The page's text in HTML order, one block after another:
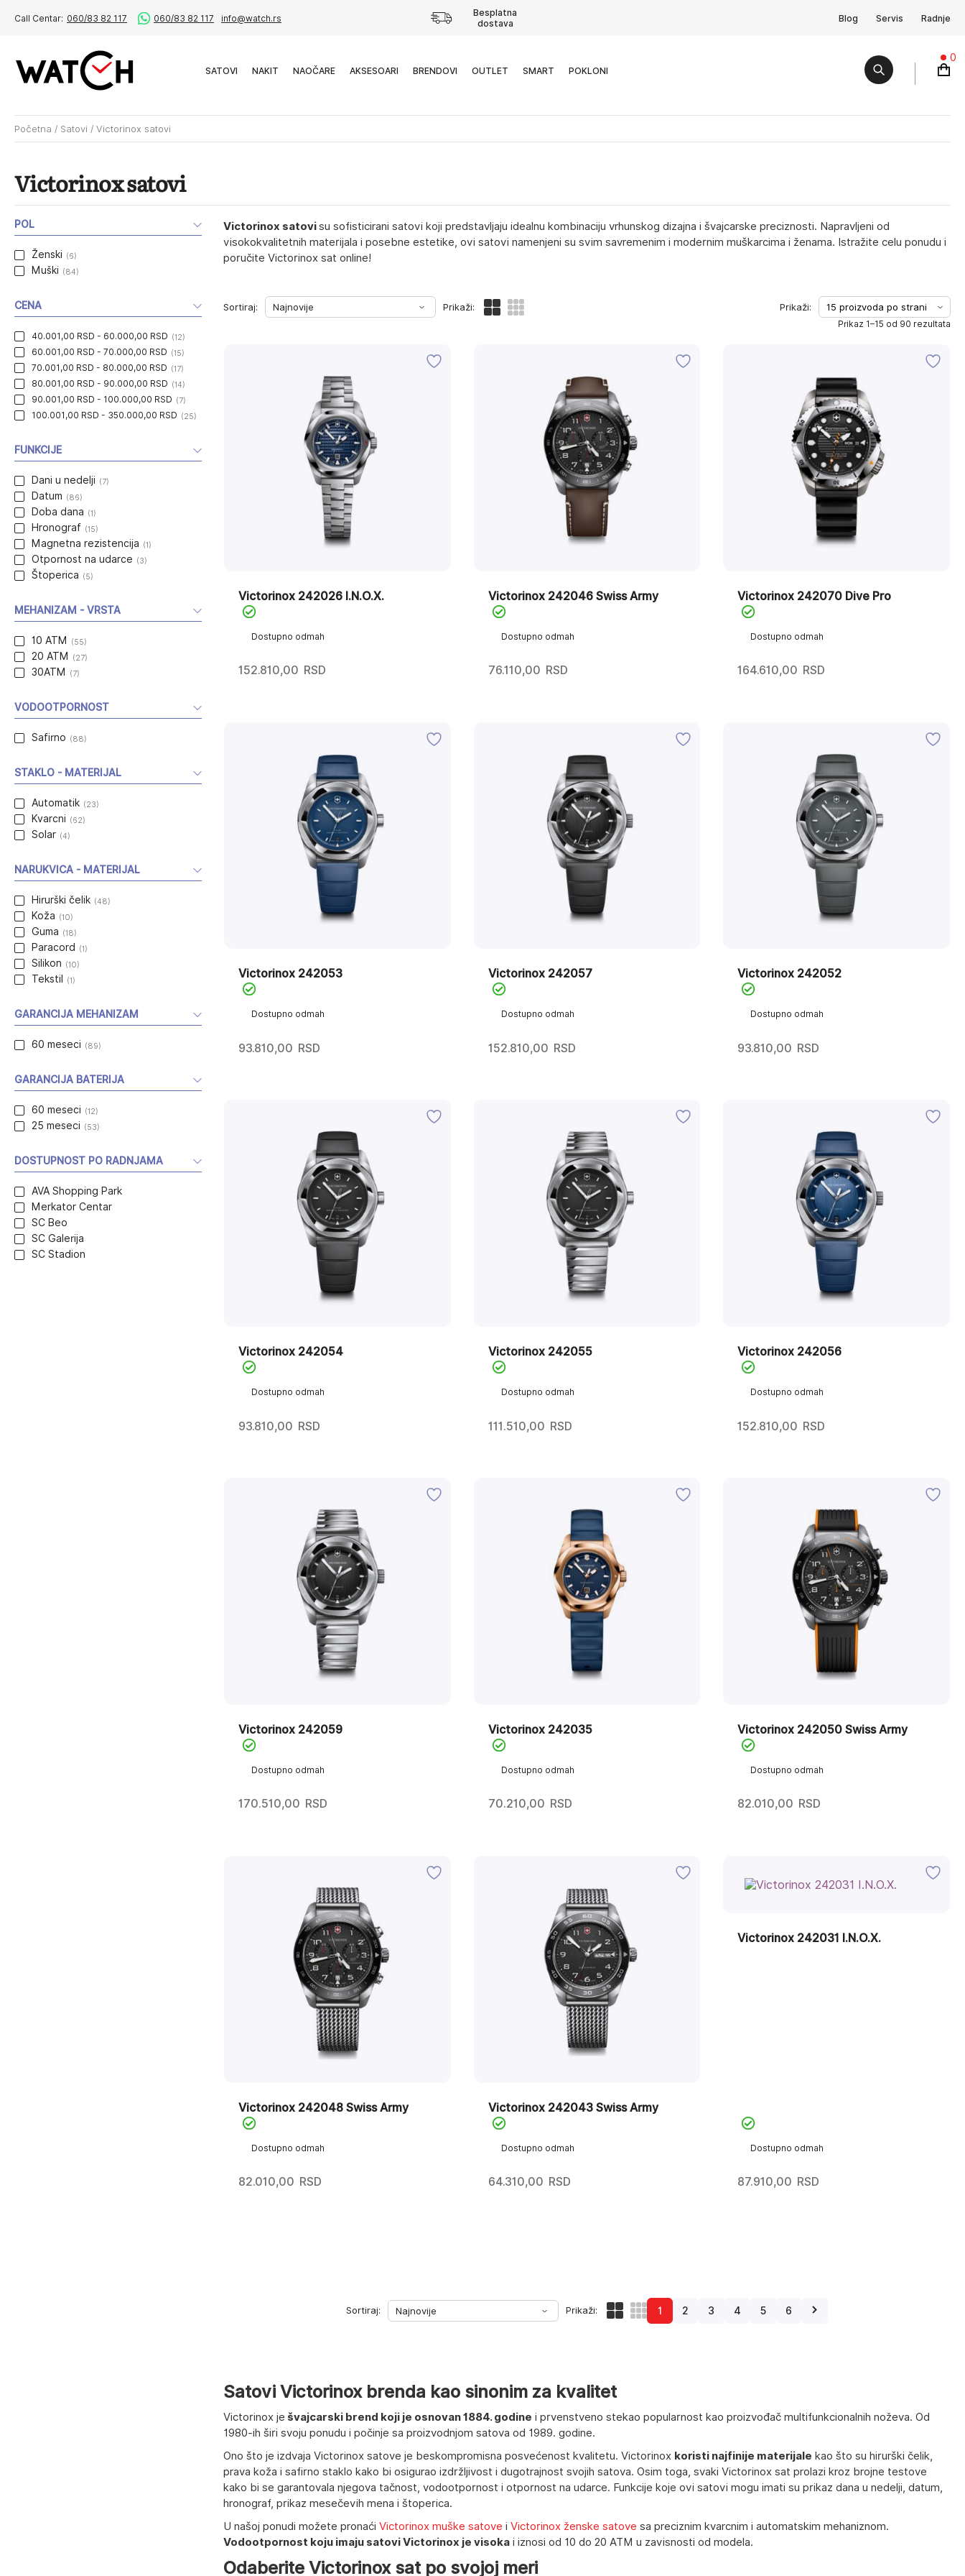
Call Centar: 060/83 82 117 060/83 82 117 info@watch.rs
Besplatna
dostava
Blog Servis Radnje
SATOVI NAKIT NAOČARE AKSESOARI BRENDOVI OUTLET SMART POKLONI
0
Početna / Satovi / Victorinox satovi
Victorinox satovi
Victorinox satovisu sofisticirani satovi koji predstavljaju idealnu kombinaciju vrhunskog dizajna i švajcarske preciznosti. Napravljeni od
visokokvalitetnih materijala i posebne estetike, ovi satovi namenjeni su svim savremenim i modernim muškarcima i ženama. Istražite celu ponudu i
poručite Victorinox sat online!
Sortiraj: Prikaži:
Prikaz 1–15 od 90 rezultata
Dostupno odmah
Victorinox 242026 I.N.O.X.
152.810,00 RSD
Dostupno odmah
Victorinox 242046 Swiss Army
76.110,00 RSD
Dostupno odmah
Victorinox 242070 Dive Pro
164.610,00 RSD
Dostupno odmah
Victorinox 242053
93.810,00 RSD
Dostupno odmah
Victorinox 242057
152.810,00 RSD
Dostupno odmah
Victorinox 242052
93.810,00 RSD
Dostupno odmah
Victorinox 242054
93.810,00 RSD
Dostupno odmah
Victorinox 242055
111.510,00 RSD
Dostupno odmah
Victorinox 242056
152.810,00 RSD
Dostupno odmah
Victorinox 242059
170.510,00 RSD
Dostupno odmah
Victorinox 242035
70.210,00 RSD
Dostupno odmah
Victorinox 242050 Swiss Army
82.010,00 RSD
Dostupno odmah
Victorinox 242048 Swiss Army
82.010,00 RSD
Dostupno odmah
Victorinox 242043 Swiss Army
64.310,00 RSD
Dostupno odmah
Victorinox 242031 I.N.O.X.
87.910,00 RSD
Sortiraj: Prikaži: 1 2 3 4 5 6
Satovi Victorinox brenda kao sinonim za kvalitet
Victorinox je švajcarski brend koji je osnovan 1884. godine i prvenstveno stekao popularnost kao proizvođač multifunkcionalnih noževa. Od
1980-ih širi svoju ponudu i počinje sa proizvodnjom satova od 1989. godine.
Ono što je izdvaja Victorinox satove je beskompromisna posvećenost kvalitetu. Victorinox koristi najfinije materijale kao što su hirurški čelik,
prava koža i safirno staklo kako bi osigurao izdržljivost i dugotrajnost svojih satova. Osim toga, svaki Victorinox sat prolazi kroz brojne testove
kako bi se garantovala njegova tačnost, vodootpornost i otpornost na udarce. Funkcije koje ovi satovi mogu imati su prikaz dana u nedelji, datum,
hronograf, prikaz mesečevih mena i štoperica.
U našoj ponudi možete pronaći Victorinox muške satove i Victorinox ženske satove sa preciznim kvarcnim i automatskim mehaniznom.
Vodootpornost koju imaju satovi Victorinox je visokai iznosi od 10 do 20 ATM u zavisnosti od modela.
Odaberite Victorinox sat po svojoj meri
POL
Ženski (6)
Muški (84)
CENA
40.001,00 RSD - 60.000,00 RSD (12)
60.001,00 RSD - 70.000,00 RSD (15)
70.001,00 RSD - 80.000,00 RSD (17)
80.001,00 RSD - 90.000,00 RSD (14)
90.001,00 RSD - 100.000,00 RSD (7)
100.001,00 RSD - 350.000,00 RSD (25)
FUNKCIJE
Dani u nedelji (7)
Datum (86)
Doba dana (1)
Hronograf (15)
Magnetna rezistencija (1)
Otpornost na udarce (3)
Štoperica (5)
MEHANIZAM - VRSTA
10 ATM (55)
20 ATM (27)
30ATM (7)
VODOOTPORNOST
Safirno (88)
STAKLO - MATERIJAL
Automatik (23)
Kvarcni (62)
Solar (4)
NARUKVICA - MATERIJAL
Hirurški čelik (48)
Koža (10)
Guma (18)
Paracord (1)
Silikon (10)
Tekstil (1)
GARANCIJA MEHANIZAM
60 meseci (89)
GARANCIJA BATERIJA
60 meseci (12)
25 meseci (53)
DOSTUPNOST PO RADNJAMA
AVA Shopping Park
Merkator Centar
SC Beo
SC Galerija
SC Stadion